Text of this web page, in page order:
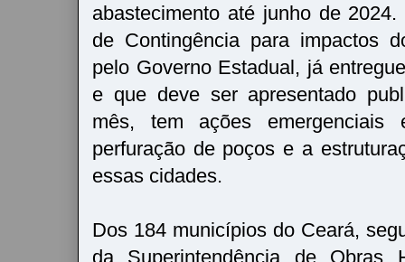
abastecimento até junho de
de Contingência para impactos
pelo Governo Estadual, já
e que deve ser apresentado
mês, tem ações emergenciais
perfuração de poços e a
essas cidades.
Dos 184 municípios do Ceará,
da Superintendência de Obras